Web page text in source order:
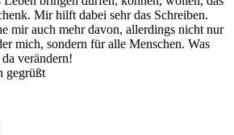
Mir hilft dabei sehr das Schreiben.
mir auch mehr davon, allerdings nicht nur
mich, sondern für alle Menschen. Was
verändern!
gegrüßt